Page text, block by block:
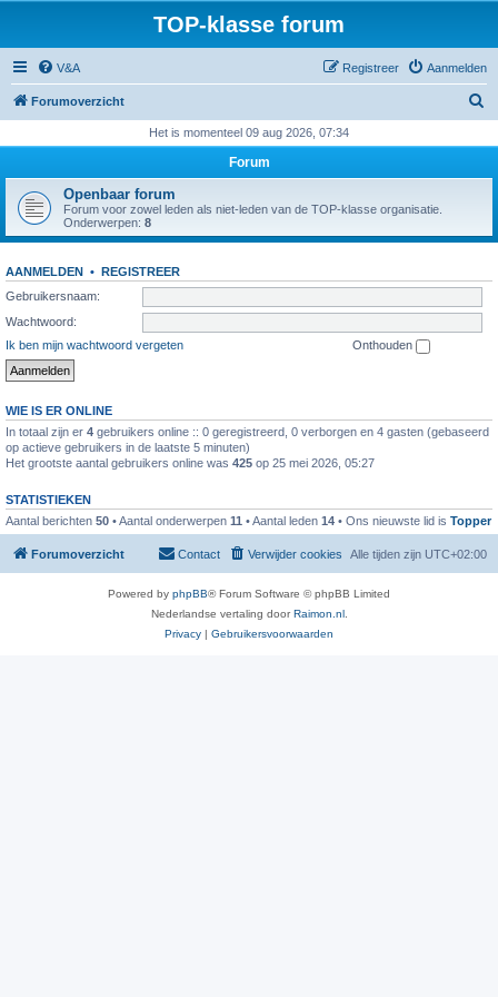
TOP-klasse forum
V&A Aanmelden
Registreer
Forumoverzicht
k
Het is momenteel 09 aug 2026, 07:34
Forum
Openbaar forum
Forum voor zowel leden als niet-leden van de TOP-klasse organisatie.
Onderwerpen: 8
AANMELDEN • REGISTREER
Gebruikersnaam:
Wachtwoord:
Ik ben mijn wachtwoord vergeten
Onthouden
WIE IS ER ONLINE
In totaal zijn er 4 gebruikers online :: 0 geregistreerd, 0 verborgen en 4 gasten (gebaseerd
op actieve gebruikers in de laatste 5 minuten)
Het grootste aantal gebruikers online was 425 op 25 mei 2026, 05:27
STATISTIEKEN
Aantal berichten 50 • Aantal onderwerpen 11 • Aantal leden 14 • Ons nieuwste lid is Topper
Forumoverzicht Alle tijden zijn UTC+02:00
Verwijder cookies
Contact
Powered by phpBB® Forum Software © phpBB Limited
Nederlandse vertaling doorRaimon.nl.
Privacy | Gebruikersvoorwaarden